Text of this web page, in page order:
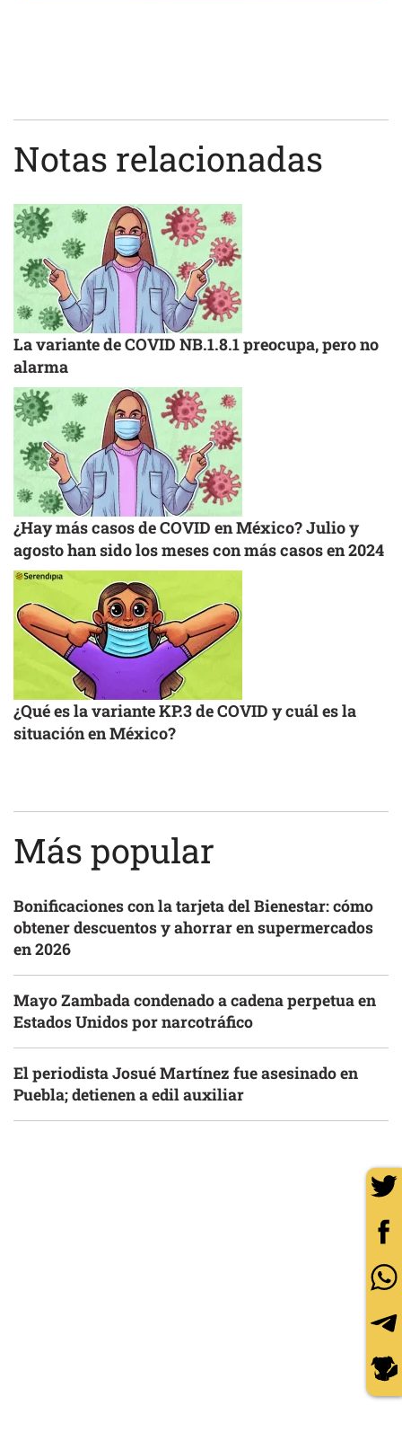
Notas relacionadas
La variante de COVID NB.1.8.1 preocupa, pero no
alarma
¿Hay más casos de COVID en México? Julio y
agosto han sido los meses con más casos en 2024
¿Qué es la variante KP.3 de COVID y cuál es la
situación en México?
Más popular
Bonificaciones con la tarjeta del Bienestar: cómo
obtener descuentos y ahorrar en supermercados
en 2026
Mayo Zambada condenado a cadena perpetua en
Estados Unidos por narcotráfico
El periodista Josué Martínez fue asesinado en
Puebla; detienen a edil auxiliar